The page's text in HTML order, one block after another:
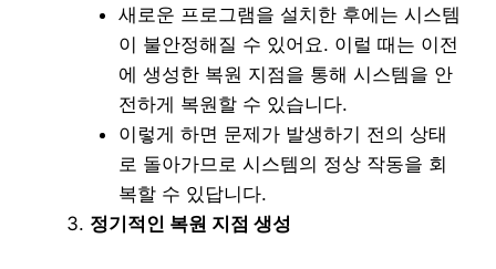
새로운 프로그램을 설치한 후에는 시스템
이 불안정해질 수 있어요. 이럴 때는 이전
에 생성한 복원 지점을 통해 시스템을 안
전하게 복원할 수 있습니다.
이렇게 하면 문제가 발생하기 전의 상태
로 돌아가므로 시스템의 정상 작동을 회
복할 수 있답니다.
정기적인 복원 지점 생성